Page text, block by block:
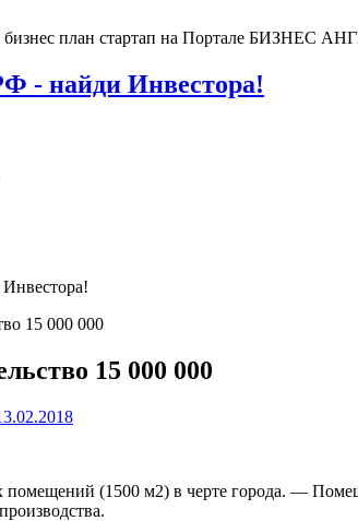
бизнес план стартап на Портале БИЗНЕС
найди Инвестора!
15 000 000
помещений (1500 м2) в черте города. —